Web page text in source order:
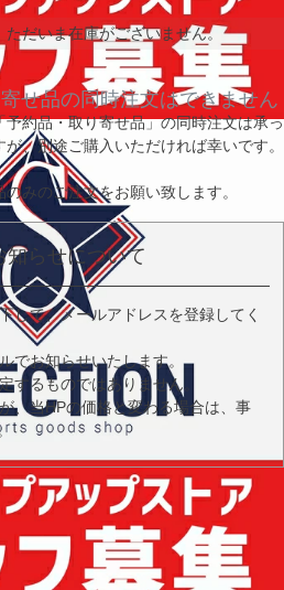
だいま在庫がございません。
せ品の同時注文はできません
予約品・取り寄せ品」の同時注文は承っ
、別途ご購入いただければ幸いです。
のみのご注文をお願い致します。
知らせについて
して、メールアドレスを登録してく
でお知らせいたします。
するものではありません。
、当HPの価格と変わる場合は、事